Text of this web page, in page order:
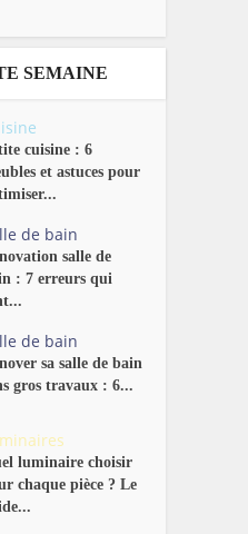
SEMAINE
cuisine : 6
et astuces pour
de bain
salle de
: 7 erreurs qui
de bain
sa salle de bain
gros travaux : 6...
luminaire choisir
chaque pièce ? Le